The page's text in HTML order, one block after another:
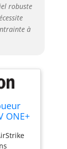
robuste
à
ONE+
mm